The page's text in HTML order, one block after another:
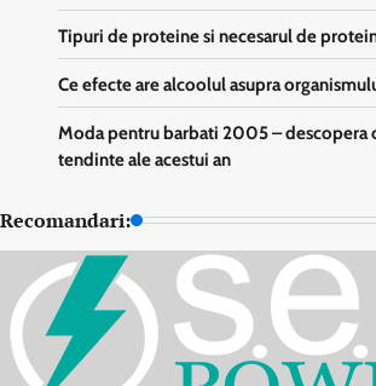
Tipuri de proteine si necesarul de
Ce efecte are alcoolul asupra
Moda pentru barbati 2005 – descopera
tendinte ale acestui an
Recomandari: